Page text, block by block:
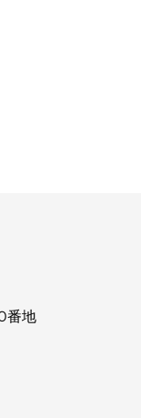
番地